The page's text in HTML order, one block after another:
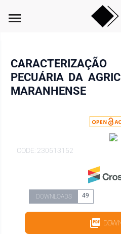
menu
PECUÁRIA DA
MARANHENSE
CODE: 230513152
DOWNLOADS 49